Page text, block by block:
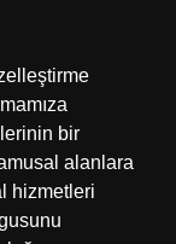
bir
alanlara
hizmetleri